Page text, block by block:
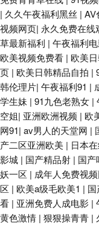
| 久久午夜福利黑丝 | AV
视频网页| 永久免费在线
草最新福利 | 午夜福利
欧美视频免费看 | 欧美
页 | 欧美日韩精品自拍 |
韩伦理片| 午夜福利91 |
学生妹 | 91九色老熟女 |
空姐| 亚洲欧洲视频 | 欧
网91| av男人的天堂网 |
产二区亚洲欧美 | 日本
影城 | 国产精品射 | 国产
妖一区 | 成年人免费视
区 | 欧美a级毛欧美1 |
看 | 亚洲免费人成电影 |
黄色激情 | 狠狠操青青 |